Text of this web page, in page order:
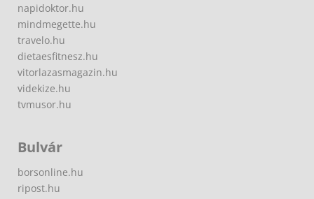
napidoktor.hu
mindmegette.hu
travelo.hu
dietaesfitnesz.hu
vitorlazasmagazin.hu
videkize.hu
tvmusor.hu
Bulvár
borsonline.hu
ripost.hu